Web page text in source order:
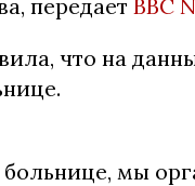
передает BBC
что на
мы